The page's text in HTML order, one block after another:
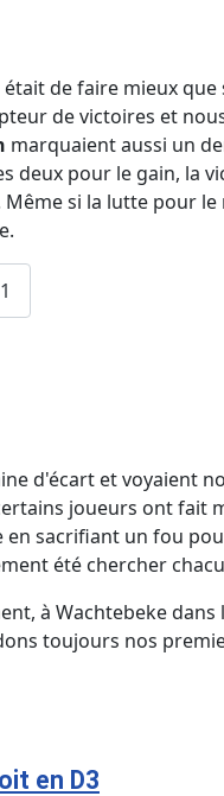
de faire mieux
de victoires et
marquaient aussi un
deux pour le gain, la
si la lutte pour
d'écart et
joueurs ont fait
en sacrifiant un fou
été chercher
à Wachtebeke
toujours nos
en D3